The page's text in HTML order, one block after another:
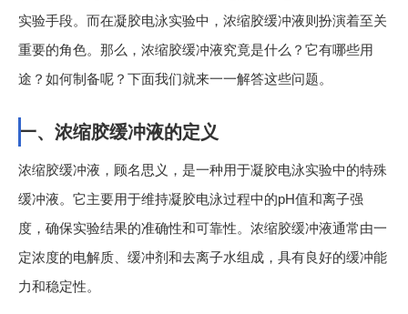
实验手段。而在凝胶电泳实验中，浓缩胶缓冲液则扮演着至关
重要的角色。那么，浓缩胶缓冲液究竟是什么？它有哪些用
途？如何制备呢？下面我们就来一一解答这些问题。
一、浓缩胶缓冲液的定义
浓缩胶缓冲液，顾名思义，是一种用于凝胶电泳实验中的特殊
缓冲液。它主要用于维持凝胶电泳过程中的pH值和离子强
度，确保实验结果的准确性和可靠性。浓缩胶缓冲液通常由一
定浓度的电解质、缓冲剂和去离子水组成，具有良好的缓冲能
力和稳定性。